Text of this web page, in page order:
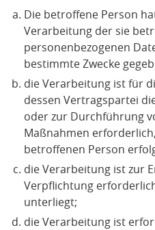
Die betroffene Person
Verarbeitung der sie
personenbezogenen
bestimmte Zwecke
die Verarbeitung ist für
dessen Vertragspartei
oder zur Durchführung
Maßnahmen
betroffenen Person
die Verarbeitung ist zur
Verpflichtung
unterliegt;
die Verarbeitung ist